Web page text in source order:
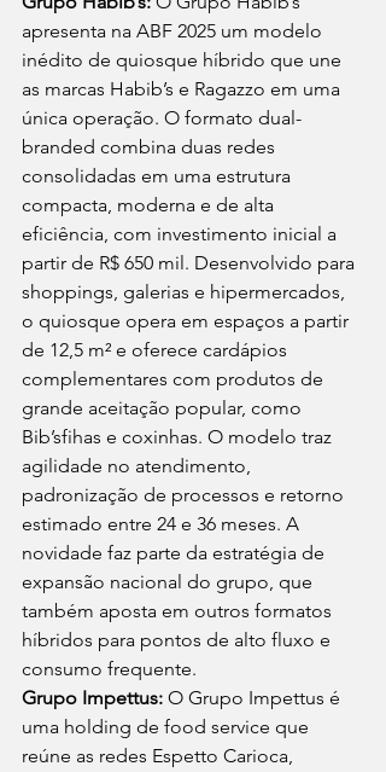
apresenta na ABF 2025 um modelo
inédito de quiosque híbrido que une
as marcas Habib’s e Ragazzo em uma
única operação. O formato dual-
branded combina duas redes
consolidadas em uma estrutura
compacta, moderna e de alta
eficiência, com investimento inicial a
partir de R$ 650 mil. Desenvolvido para
shoppings, galerias e hipermercados,
o quiosque opera em espaços a partir
de 12,5 m² e oferece cardápios
complementares com produtos de
grande aceitação popular, como
Bib’sfihas e coxinhas. O modelo traz
agilidade no atendimento,
padronização de processos e retorno
estimado entre 24 e 36 meses. A
novidade faz parte da estratégia de
expansão nacional do grupo, que
também aposta em outros formatos
híbridos para pontos de alto fluxo e
consumo frequente.
Grupo Impettus: O Grupo Impettus é
uma holding de food service que
reúne as redes Espetto Carioca,